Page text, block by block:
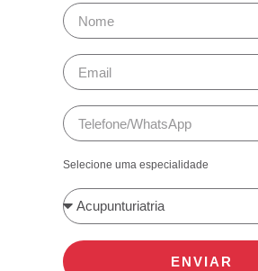
Selecione uma especialidade
ENVIAR